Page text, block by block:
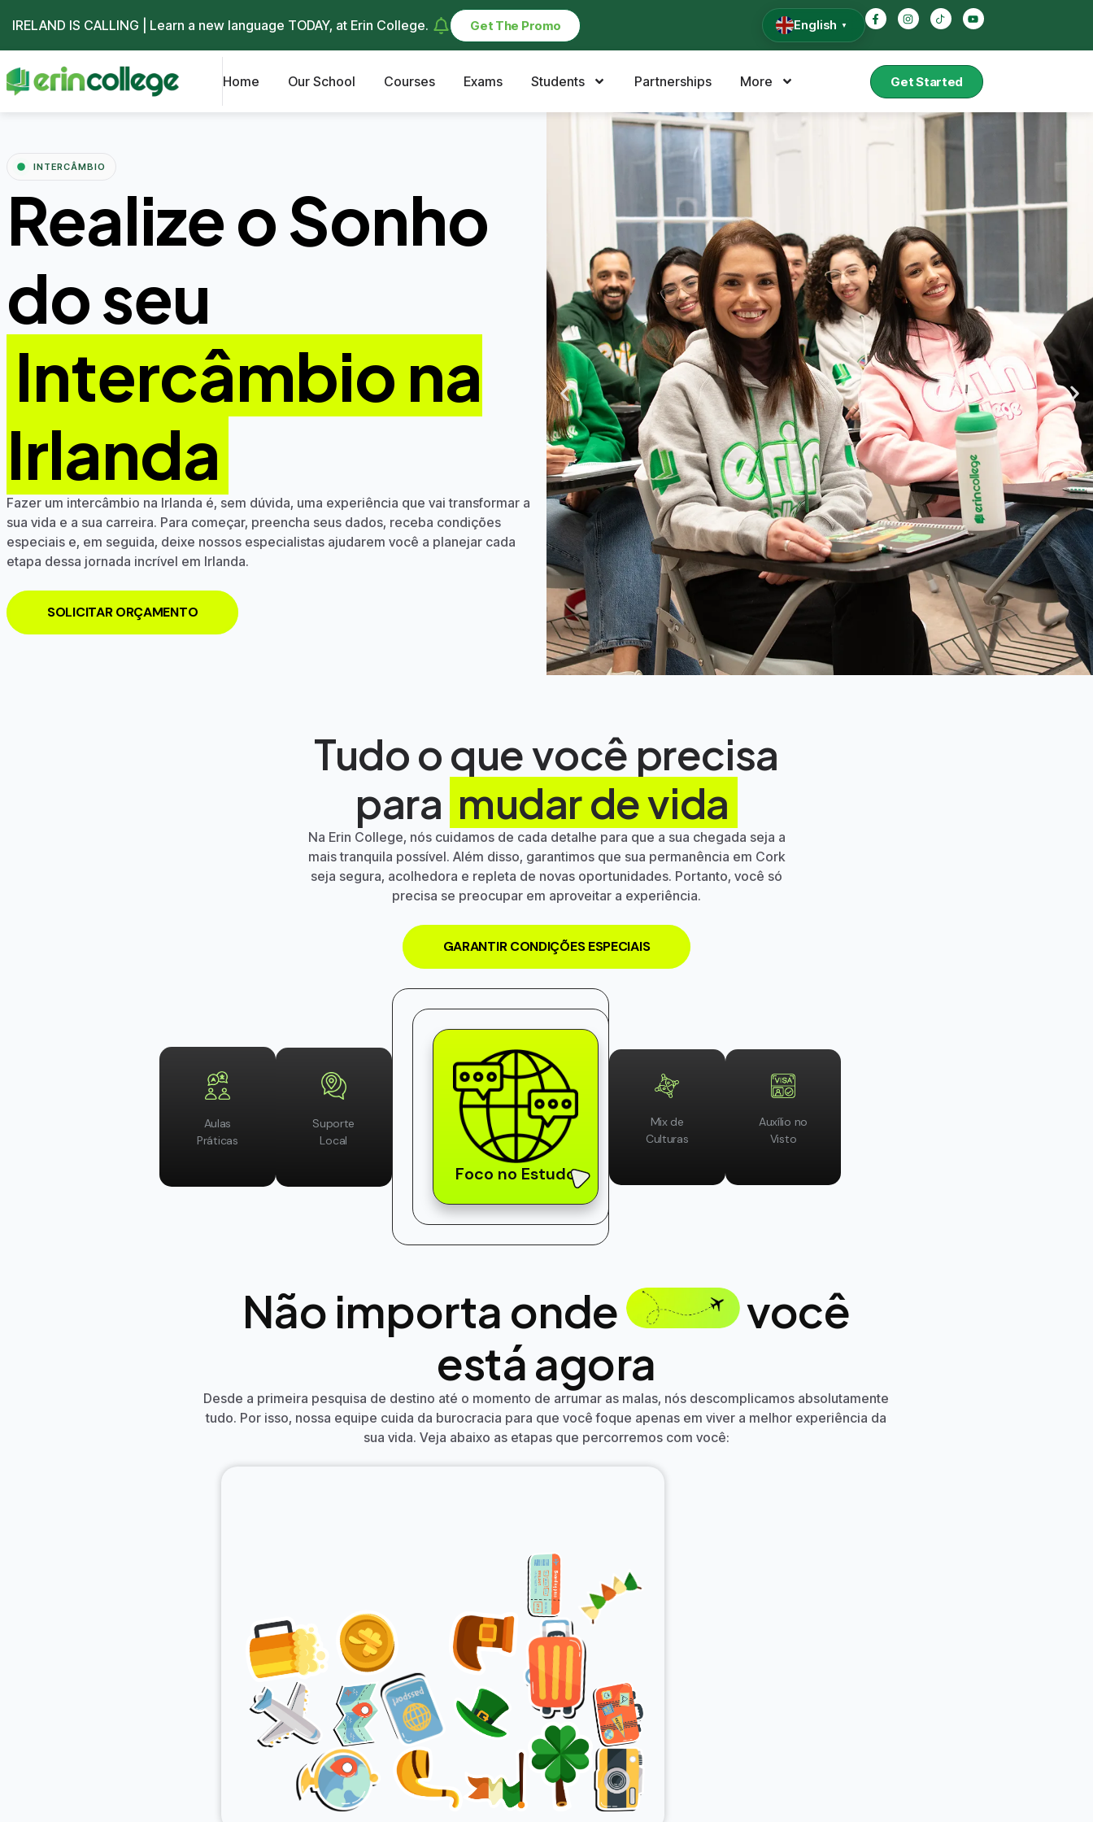
IRELAND IS CALLING | Learn a new language TODAY, at Erin College. Get The Promo English ▼
Home Our School Courses Exams Students Partnerships More Get Started
INTERCÂMBIO
Realize o Sonho
do seu
Intercâmbio na
Irlanda
Fazer um intercâmbio na Irlanda é, sem dúvida, uma experiência que vai transformar a
sua vida e a sua carreira. Para começar, preencha seus dados, receba condições
especiais e, em seguida, deixe nossos especialistas ajudarem você a planejar cada
etapa dessa jornada incrível em Irlanda.
SOLICITAR ORÇAMENTO
Tudo o que você precisa
para mudar de vida
Na Erin College, nós cuidamos de cada detalhe para que a sua chegada seja a
mais tranquila possível. Além disso, garantimos que sua permanência em Cork
seja segura, acolhedora e repleta de novas oportunidades. Portanto, você só
precisa se preocupar em aproveitar a experiência.
GARANTIR CONDIÇÕES ESPECIAIS
Aulas
Práticas
Suporte
Local
Foco no Estudo
Mix de
Culturas
Auxílio no
Visto
Não importa onde
você
está agora
Desde a primeira pesquisa de destino até o momento de arrumar as malas, nós descomplicamos absolutamente
tudo. Por isso, nossa equipe cuida da burocracia para que você foque apenas em viver a melhor experiência da
sua vida. Veja abaixo as etapas que percorremos com você: